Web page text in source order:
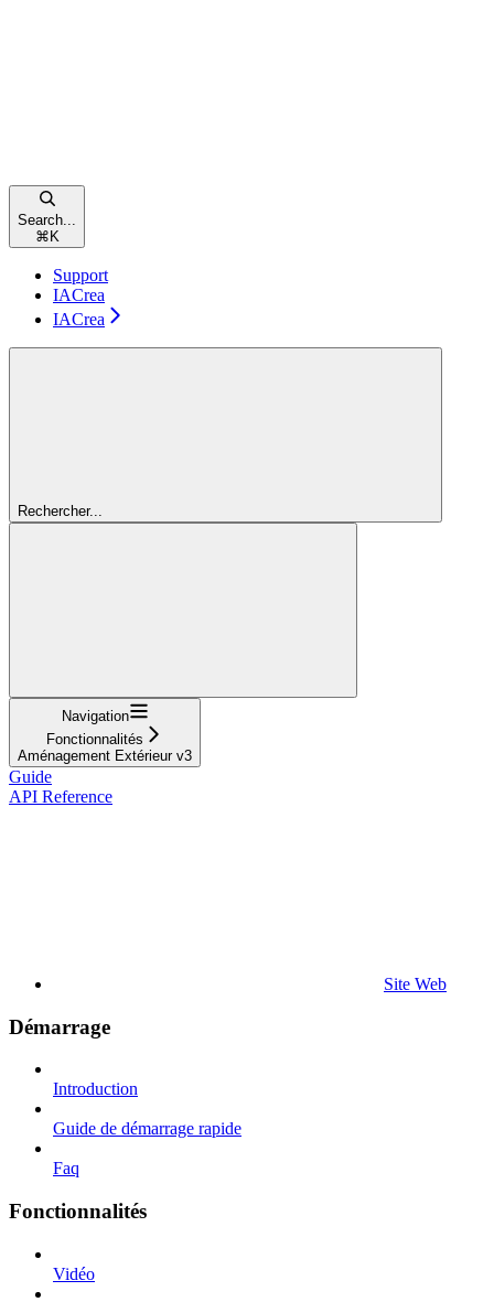
Search...
⌘ K
Support
IACrea
IACrea
Rechercher...
Navigation
Fonctionnalités
Aménagement Extérieur v3
Guide
API Reference
Site Web
Démarrage
Introduction
Guide de démarrage rapide
Faq
Fonctionnalités
Vidéo